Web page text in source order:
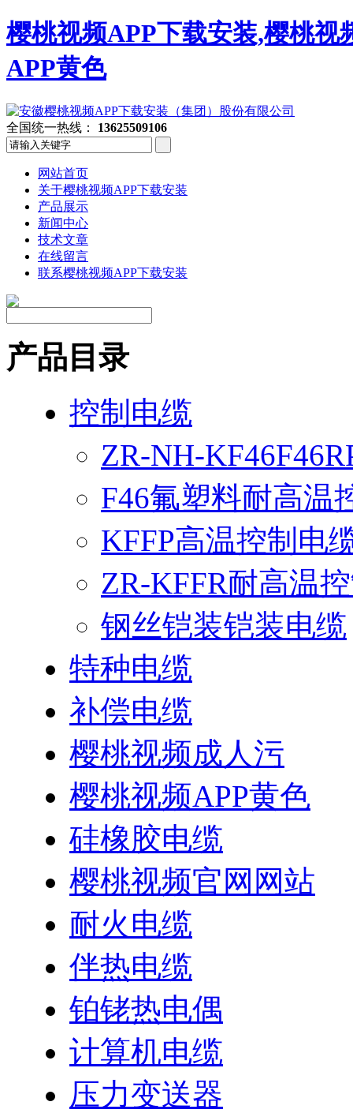
樱桃视频APP下载安装,樱桃
APP黄色
全国统一热线： 13625509106
网站首页
关于樱桃视频APP下载安装
产品展示
新闻中心
技术文章
在线留言
联系樱桃视频APP下载安装
产品目录
控制电缆
ZR-NH-
F46氟塑料耐高温
KFFP高温控制电
ZR-KFFR耐高温
钢丝铠装铠装电缆
特种电缆
补偿电缆
樱桃视频成人污
樱桃视频APP黄色
硅橡胶电缆
樱桃视频官网网站
耐火电缆
伴热电缆
铂铑热电偶
计算机电缆
压力变送器